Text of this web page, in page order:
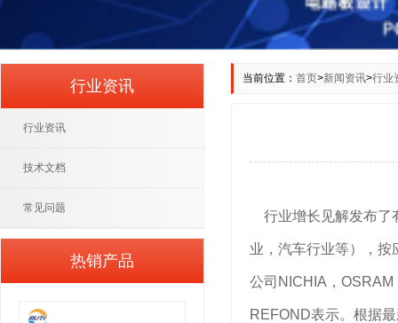
当前位置： 首页>新闻资讯>行业
行业增长见解发布了
业，汽车行业等），
公司NICHIA，
REFOND表示。根据
行业资讯
行业资讯
技术文档
常见问题
热销产品